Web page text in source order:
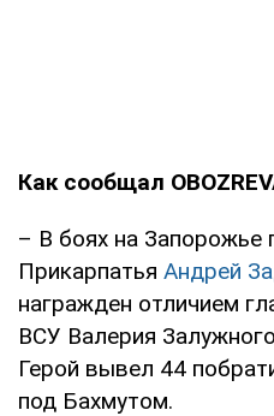
Как сообщал
– В боях на Запорожье
Прикарпатья Андрей
награжден отличием
ВСУ Валерия
Герой вывел 44
под Бахмутом.